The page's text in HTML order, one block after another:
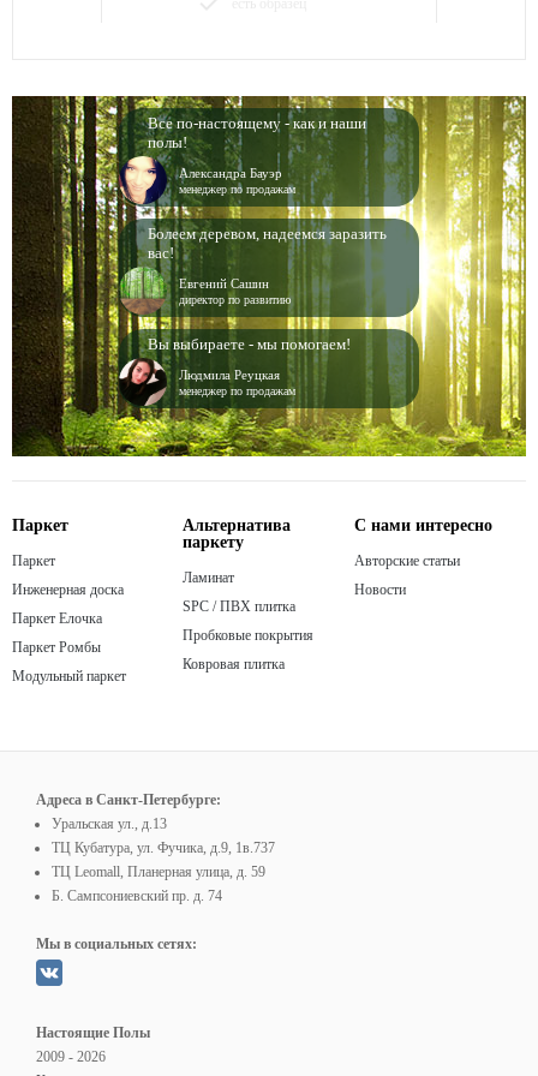
Все по-настоящему - как и наши
полы!
Александра Бауэр
менеджер по продажам
Болеем деревом, надеемся заразить
вас!
Евгений Сашин
директор по развитию
Вы выбираете - мы помогаем!
Людмила Реуцкая
менеджер по продажам
Паркет
Паркет
Инженерная доска
Паркет Елочка
Паркет Ромбы
Модульный паркет
Альтернатива
паркету
Ламинат
SPC / ПВХ плитка
Пробковые покрытия
Ковровая плитка
С нами интересно
Авторские статьи
Новости
Адреса в Санкт-Петербурге:
Уральская ул., д.13
ТЦ Кубатура, ул. Фучика, д.9, 1в.737
ТЦ Leomall, Планерная улица, д. 59
Б. Сампсониевский пр. д. 74
Мы в социальных сетях:
Настоящие Полы
2009 - 2026